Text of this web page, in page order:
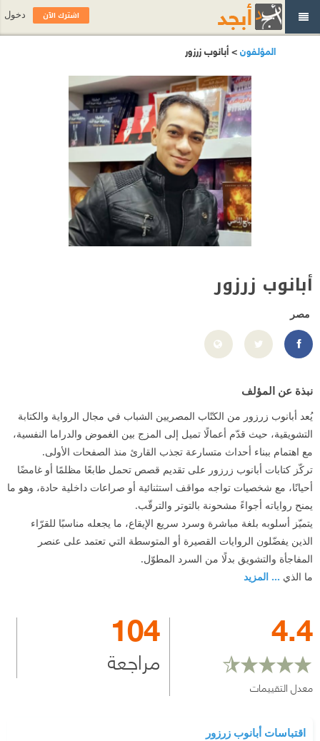
المؤلفون> أبانوب زرزور
أبانوب زرزور
مصر
100077341167911/
نبذة عن المؤلف
يُعد أبانوب زرزور من الكتّاب المصريين الشباب في مجال الرواية والكتابة
التشويقية، حيث قدّم أعمالًا تميل إلى المزج بين الغموض والدراما النفسية،
مع اهتمام ببناء أحداث متسارعة تجذب القارئ منذ الصفحات الأولى.
تركّز كتابات أبانوب زرزور على تقديم قصص تحمل طابعًا مظلمًا أو غامضًا
أحيانًا، مع شخصيات تواجه مواقف استثنائية أو صراعات داخلية حادة، وهو ما
يمنح رواياته أجواءً مشحونة بالتوتر والترقّب.
يتميّز أسلوبه بلغة مباشرة وسرد سريع الإيقاع، ما يجعله مناسبًا للقرّاء
الذين يفضّلون الروايات القصيرة أو المتوسطة التي تعتمد على عنصر
المفاجأة والتشويق بدلًا من السرد المطوّل.
ما الذي ... المزيد
4.4
معدل التقييمات
104
مراجعة
اقتباسات أبانوب زرزور
اشترك الآن دخول